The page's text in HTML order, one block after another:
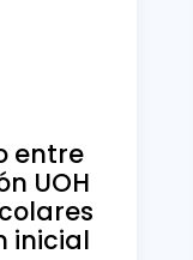
entre
UOH
inicial